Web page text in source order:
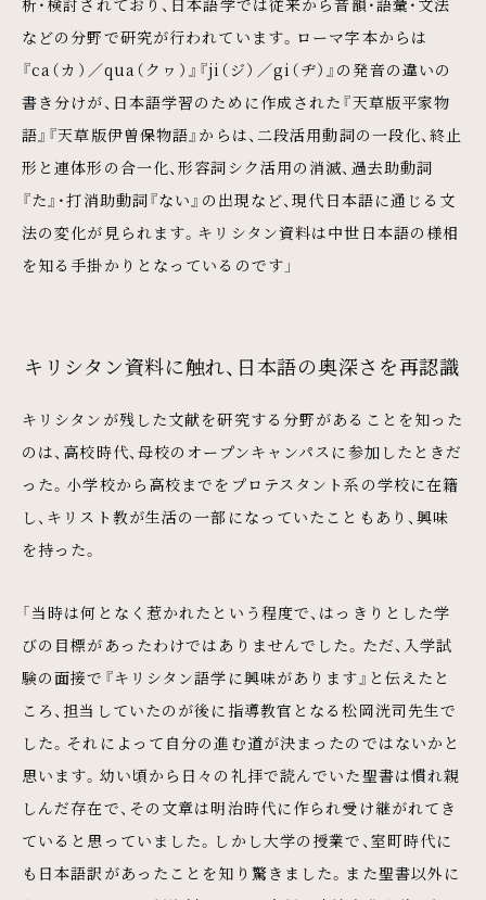
などの分野で研究が行われています。ローマ字本からは
『ca（カ）／qua（クヮ）』『ji（ジ）／gi（ヂ）』の発音の違いの
書き分けが、日本語学習のために作成された『天草版平家物
語』『天草版伊曽保物語』からは、二段活用動詞の一段化、終止
形と連体形の合一化、形容詞シク活用の消滅、過去助動詞
『た』・打消助動詞『ない』の出現など、現代日本語に通じる文
法の変化が見られます。キリシタン資料は中世日本語の様相
を知る手掛かりとなっているのです」
キリシタン資料に触れ、日本語の奥深さを再認識
キリシタンが残した文献を研究する分野があることを知った
のは、高校時代、母校のオープンキャンパスに参加したときだ
った。小学校から高校までをプロテスタント系の学校に在籍
し、キリスト教が生活の一部になっていたこともあり、興味
を持った。
「当時は何となく惹かれたという程度で、はっきりとした学
びの目標があったわけではありませんでした。ただ、入学試
験の面接で『キリシタン語学に興味があります』と伝えたと
ころ、担当していたのが後に指導教官となる松岡洸司先生で
した。それによって自分の進む道が決まったのではないかと
思います。幼い頃から日々の礼拝で読んでいた聖書は慣れ親
しんだ存在で、その文章は明治時代に作られ受け継がれてき
ていると思っていました。しかし大学の授業で、室町時代に
も日本語訳があったことを知り驚きました。また聖書以外に